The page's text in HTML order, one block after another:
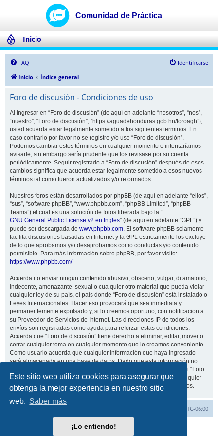
Este sitio web utiliza cookies para asegurar que
obtenga la mejor experiencia en nuestro sitio
web. Saber más
¡Lo entiendo!
Inicio
FAQ
Identificarse
Inicio
Índice general
Foro de discusión - Condiciones de uso
Al ingresar en “Foro de discusión” (de aquí en adelante “nosotros”, “nos”,
“nuestro”, “Foro de discusión”, “https://aguadehonduras.gob.hn/foroagh”),
usted acuerda estar legalmente sometido a los siguientes términos. En
caso contrario por favor no se registre y/o use “Foro de discusión”.
Podemos cambiar estos términos en cualquier momento e intentaríamos
avisarle, sin embargo sería prudente que los revisase por su cuenta
periódicamente. Seguir registrado a “Foro de discusión” después de esos
cambios significa que acuerda estar legalmente sometido a esos nuevos
términos tal como fueron actualizados y/o reformados.
Nuestros foros están desarrollados por phpBB (de aquí en adelante “ellos”,
“sus”, “software phpBB”, “www.phpbb.com”, “phpBB Limited”, “phpBB
Teams”) el cual es una solución de foros liberada bajo la “
GNU General Public License v2 en Ingles” (de aquí en adelante “GPL”) y
puede ser descargada de www.phpbb.com. El software phpBB solamente
facilita discusiones basadas en Internet y la GPL estrictamente los excluye
de lo que aprobamos y/o desaprobamos como conductas y/o contenido
permisible. Para más información sobre phpBB, por favor visite:
https://www.phpbb.com/.
Acuerda no enviar ningun contenido abusivo, obsceno, vulgar, difamatorio,
indecente, amenazante, sexual o cualquier otro material que pueda violar
cualquier ley de su país, el país donde “Foro de discusión” está instalado o
Leyes Internacionales. Hacer eso provocará que sea inmediata y
permanentemente expulsado y, si lo creemos oportuno, con notificación a
su Proveedor de Servicios de Internet. Las direcciones IP de todos los
envíos son registradas como ayuda para reforzar estas condiciones.
Acuerda que “Foro de discusión” tiene derecho a eliminar, editar, mover o
cerrar cualquier tema en cualquier momento que lo creamos conveniente.
Como usuario acuerda que cualquier información que haya ingresado
será almacenada en una base de datos. Dado que esta información no
será compartida con ninguna tercera parte sin su consentimiento, ni “Foro
de discusión” ni phpBB podrán considerarse responsables por cualquier
intento de hacking que conlleve a que los datos sean comprometidos.
UTC-06:00
Desarrollado porphpBB® Forum Software © phpBB Limited